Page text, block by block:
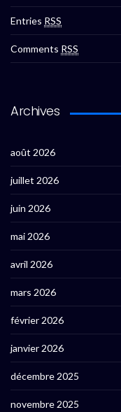
Entries RSS
Comments RSS
Archives
août 2026
juillet 2026
juin 2026
mai 2026
avril 2026
mars 2026
février 2026
janvier 2026
décembre 2025
novembre 2025